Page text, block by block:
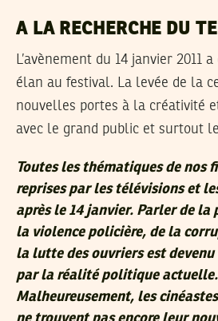
A LA RECHERCHE DU
L’avènement du 14 janvier 2011
élan au festival. La levée de la
nouvelles portes à la créativité
avec le grand public et surtout
Toutes les thématiques de nos
reprises par les télévisions et
après le 14 janvier. Parler de la
la violence policière, de la
la lutte des ouvriers est devenu
par la réalité politique actuelle.
Malheureusement, les